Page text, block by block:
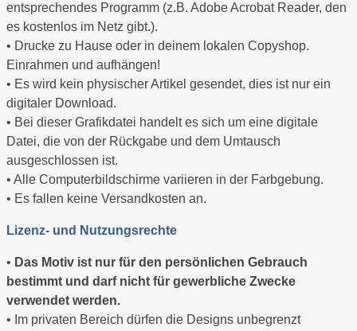
entsprechendes Programm (z.B. Adobe Acrobat Reader, den
es kostenlos im Netz gibt.).
• Drucke zu Hause oder in deinem lokalen Copyshop.
Einrahmen und aufhängen!
• Es wird kein physischer Artikel gesendet, dies ist nur ein
digitaler Download.
• Bei dieser Grafikdatei handelt es sich um eine digitale
Datei, die von der Rückgabe und dem Umtausch
ausgeschlossen ist.
• Alle Computerbildschirme variieren in der Farbgebung.
• Es fallen keine Versandkosten an.
Lizenz- und Nutzungsrechte
• Das Motiv ist nur für den persönlichen Gebrauch
bestimmt und darf nicht für gewerbliche Zwecke
verwendet werden.
• Im privaten Bereich dürfen die Designs unbegrenzt